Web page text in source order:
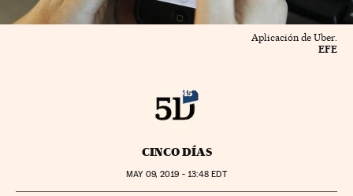
Aplicación de Uber.
EFE
CINCO DÍAS
MAY09, 2019 - 13:48 EDT